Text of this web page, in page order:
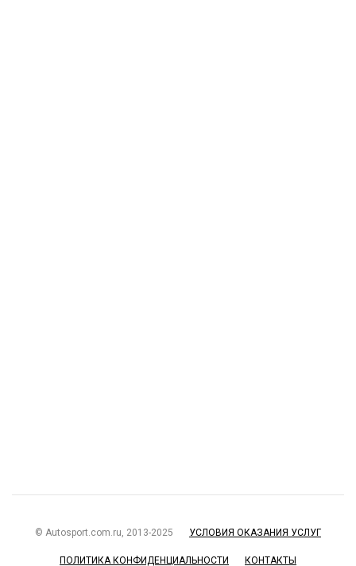
© Autosport.com.ru, 2013-2025 УСЛОВИЯ ОКАЗАНИЯ УСЛУГ
ПОЛИТИКА КОНФИДЕНЦИАЛЬНОСТИ КОНТАКТЫ